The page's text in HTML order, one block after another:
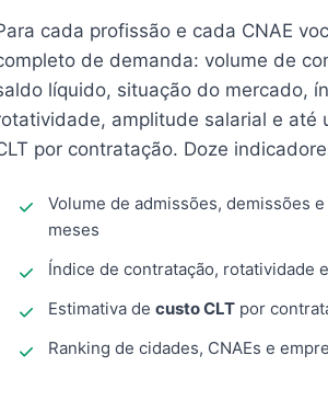
cada profissão e cada CNAE
de demanda: volume de
líquido, situação do mercado,
amplitude salarial e até
por contratação. Doze
Volume de admissões, demissões e
meses
Índice de contratação, rotatividade
Estimativa de custo CLT por
Ranking de cidades, CNAEs e